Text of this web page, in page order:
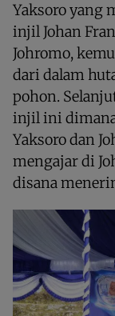
Yaksoro yang
injil Johan
Johromo,
dari dalam
pohon.
injil ini dimana
Yaksoro dan
mengajar di
disana